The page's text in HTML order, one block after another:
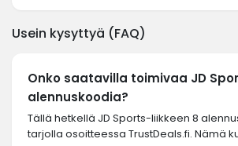
Usein kysyttyä (FAQ)
Onko saatavilla toimivaa JD
alennuskoodia?
Tällä hetkellä JD Sports-liikkeen 8
tarjolla osoitteessa TrustDeals.fi. Nämä